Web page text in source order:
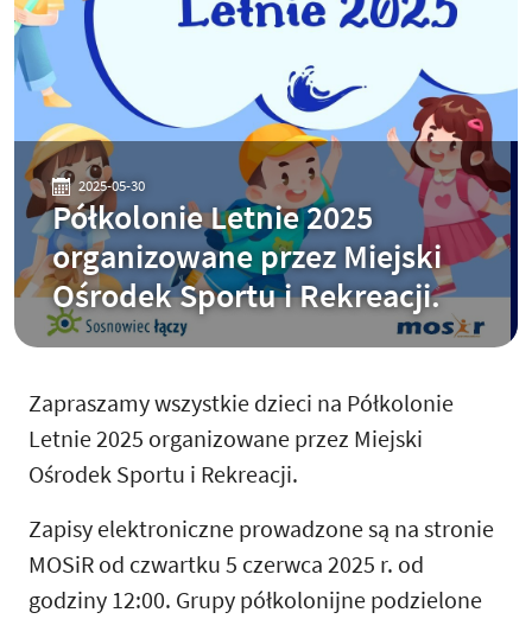
2025-05-30
Półkolonie Letnie 2025
organizowane przez Miejski
Ośrodek Sportu i Rekreacji.
Zapraszamy wszystkie dzieci na Półkolonie
Letnie 2025 organizowane przez Miejski
Ośrodek Sportu i Rekreacji.
Zapisy elektroniczne prowadzone są na stronie
MOSiR od czwartku 5 czerwca 2025 r. od
godziny 12:00. Grupy półkolonijne podzielone